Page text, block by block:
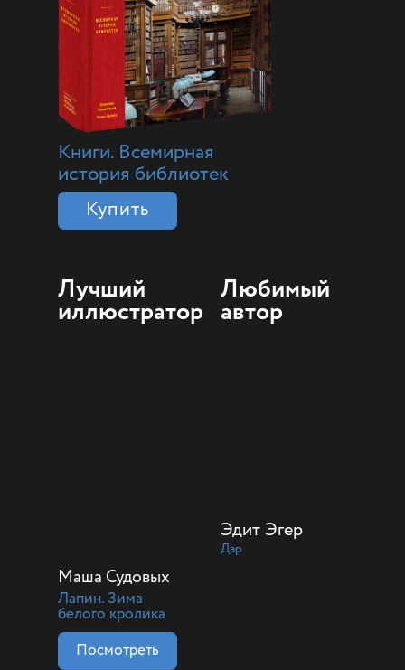
Лапин. Зима
белого кролика
Маша Судовых
Посмотреть
Лучший
иллюстратор
Купить
Книги. Всемирная
история библиотек
Дар
Эдит Эгер
Любимый
автор